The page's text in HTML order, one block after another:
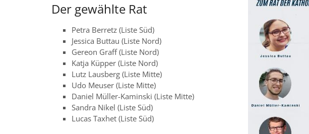
Der gewählte Rat
Petra Berretz (Liste Süd)
Jessica Buttau (Liste Nord)
Gereon Graff (Liste Nord)
Katja Küpper (Liste Nord)
Lutz Lausberg (Liste Mitte)
Udo Meuser (Liste Mitte)
Daniel Müller-Kaminski (Liste Mitte)
Sandra Nikel (Liste Süd)
Lucas Taxhet (Liste Süd)